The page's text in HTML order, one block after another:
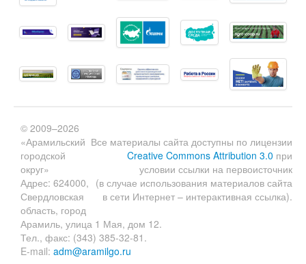
Все материалы сайта доступны по лицензии
Creative Commons Attribution 3.0 при
условии ссылки на первоисточник
(в случае использования материалов сайта
в сети Интернет – интерактивная ссылка).
© 2009–2026
«Арамильский
городской
округ»
Адрес: 624000,
Свердловская
область, город
Арамиль, улица 1 Мая, дом 12.
Тел., факс: (343) 385-32-81.
E-mail: adm@aramilgo.ru